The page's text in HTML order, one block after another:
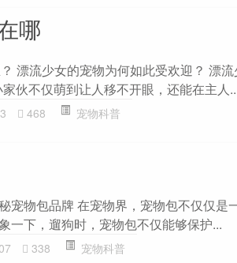
哪
漂流少女的宠物为何如此受欢迎？ 漂
伙不仅萌到让人移不开眼，还能在主人
468 宠物科普
宠物包品牌 在宠物界，宠物包不仅仅
一下，遛狗时，宠物包不仅能够保护...
338 宠物科普